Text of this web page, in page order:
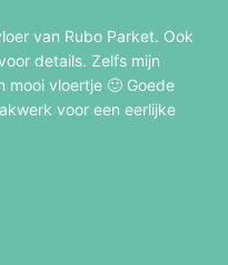
van Rubo Parket. Ook
details. Zelfs mijn
mooi vloertje 🙂 Goede
voor een eerlijke